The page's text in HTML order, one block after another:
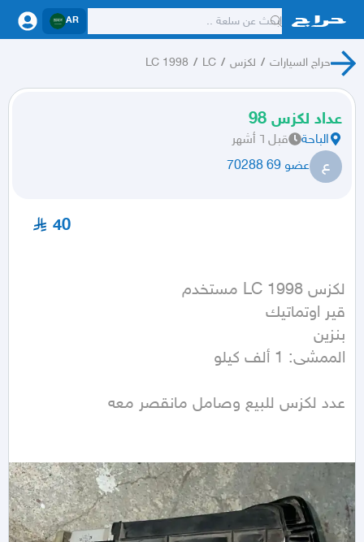
AR
حراج السيارات / لكزس /
LC
/
LC 1998
عداد لكزس 98
الباحة قبل ٦ أشهر
ع عضو 69 70288
40
الممشى: 1 ألف كيلو
عدد لكزس للبيع وصامل مانقصر معه